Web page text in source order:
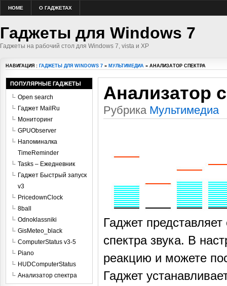
HOME О ГАДЖЕТАХ
Гаджеты для Windows 7
Гаджеты на рабочий стол для Windows 7, vista и XP
НАВИГАЦИЯ : ГАДЖЕТЫ ДЛЯ WINDOWS 7 » МУЛЬТИМЕДИА » АНАЛИЗАТОР СПЕКТРА
Анализатор
Рубрика Мультимедиа
Гаджет
спектра звука. В
реакцию и можете
Гаджет
ПОПУЛЯРНЫЕ ГАДЖЕТЫ
Open search
Гаджет MailRu
Мониторинг
GPUObserver
Напоминалка
TimeReminder
Tasks – Ежедневник
Гаджет Быстрый запуск
v3
PricedownClock
8ball
Odnoklassniki
GisMeteo_black
ComputerStatus v3-5
Piano
HUDComputerStatus
Анализатор спектра